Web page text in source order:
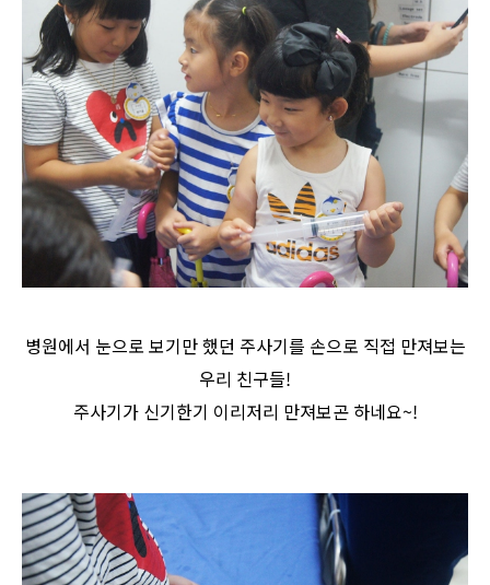
병원에서 눈으로 보기만 했던 주사기를 손으로 직접 만져보는
우리 친구들!
주사기가 신기한기 이리저리 만져보곤 하네요~!